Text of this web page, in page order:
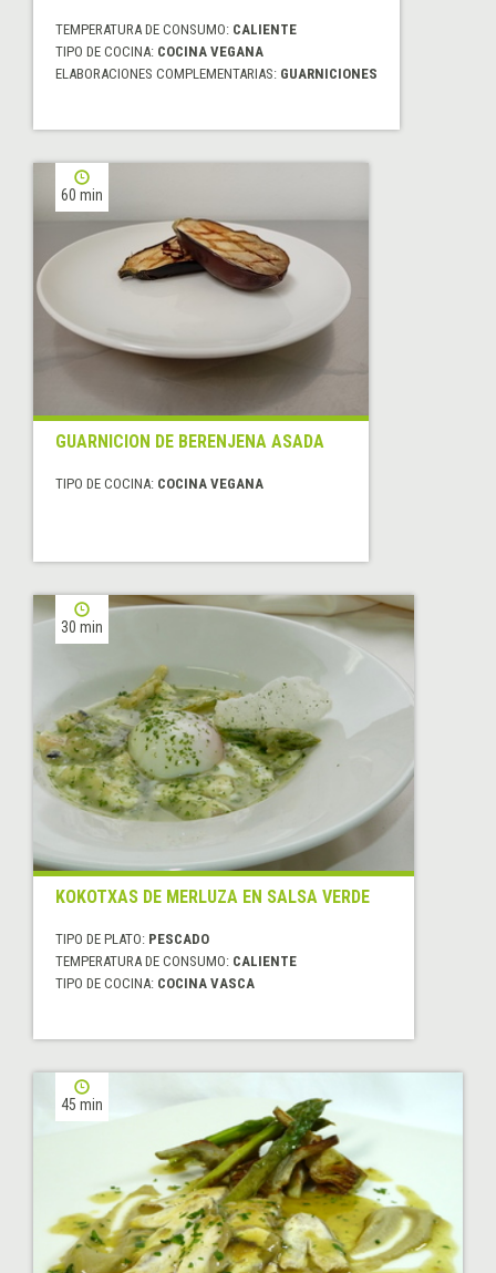
TEMPERATURA DE CONSUMO: CALIENTE
TIPO DE COCINA: COCINA VEGANA
ELABORACIONES COMPLEMENTARIAS: GUARNICIONES
60 min
GUARNICION DE BERENJENA ASADA
TIPO DE COCINA: COCINA VEGANA
30 min
KOKOTXAS DE MERLUZA EN SALSA VERDE
TIPO DE PLATO: PESCADO
TEMPERATURA DE CONSUMO: CALIENTE
TIPO DE COCINA: COCINA VASCA
45 min